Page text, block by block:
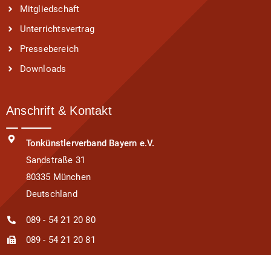
Mitgliedschaft
Unterrichtsvertrag
Pressebereich
Downloads
Anschrift & Kontakt
Tonkünstlerverband Bayern e.V.
Sandstraße 31
80335 München
Deutschland
089 - 54 21 20 80
089 - 54 21 20 81